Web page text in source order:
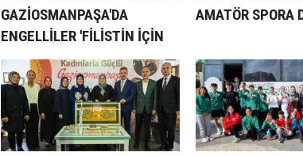
GAZİOSMANPAŞA'DA
ENGELLİLER 'FİLİSTİN İÇİN
ENGEL YOK' DEDİ
AMATÖR SPORA